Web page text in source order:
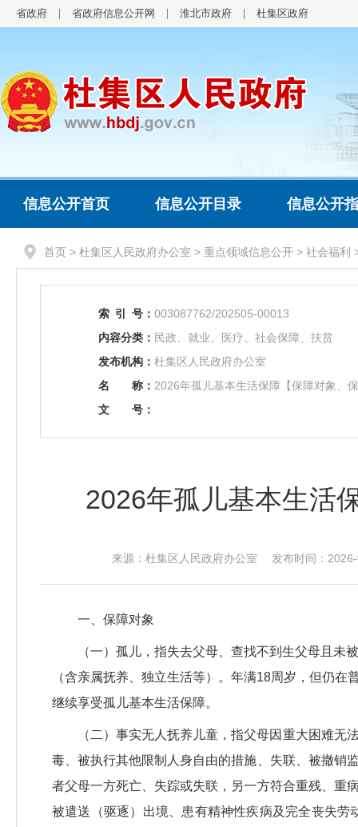
省政府 省政府信息公开网 淮北市政府 杜集区政府
信息公开首页 信息公开目录 信息公开
首页 > 杜集区人民政府办公室 > 重点领域信息公开 > 社会福利
索 引 号： 003087762/202505-00013
内容分类： 民政、就业、医疗、社会保障、扶贫
发布机构： 杜集区人民政府办公室
名
称： 2026年孤儿基本生活保障【保障对象、
文
号：
2026年孤儿基本生活
来源：杜集区人民政府办公室 发布时间：
一、保障对象
（一）孤儿，指失去父母、查找不到生父母且
（含亲属抚养、独立生活等）。年满18周岁，但仍
继续享受孤儿基本生活保障。
（二）事实无人抚养儿童，指父母因重大困难
毒、被执行其他限制人身自由的措施、失联、被撤销
者父母一方死亡、失踪或失联，另一方符合重残、重
被遣送（驱逐）出境、患有精神性疾病及完全丧失